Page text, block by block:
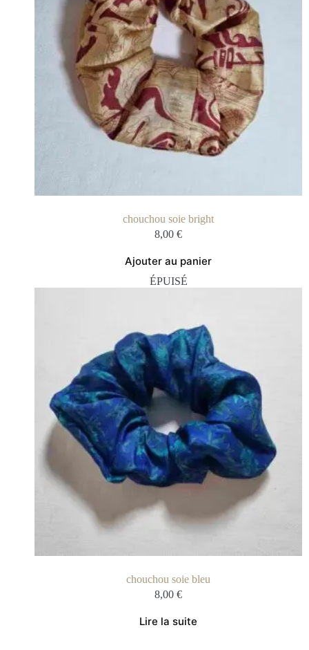
chouchou soie bright
8,00 €
Ajouter au panier
ÉPUISÉ
chouchou soie bleu
8,00 €
Lire la suite